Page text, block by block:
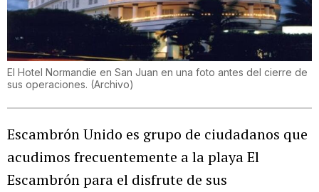
El Hotel Normandie en San Juan en una foto antes del cierre de
sus operaciones. (Archivo)
Escambrón Unido es grupo de ciudadanos que
acudimos frecuentemente a la playa El
Escambrón para el disfrute de sus